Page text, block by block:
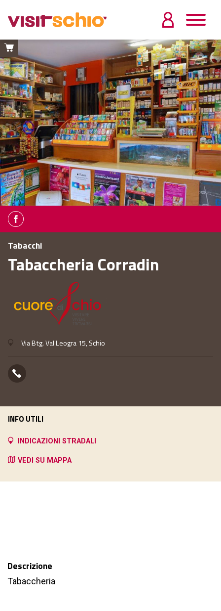
Tabacchi
Tabaccheria Corradin
Via Btg. Val Leogra 15, Schio
Descrizione
Tabaccheria
INFO UTILI
INDICAZIONI STRADALI
VEDI SU MAPPA